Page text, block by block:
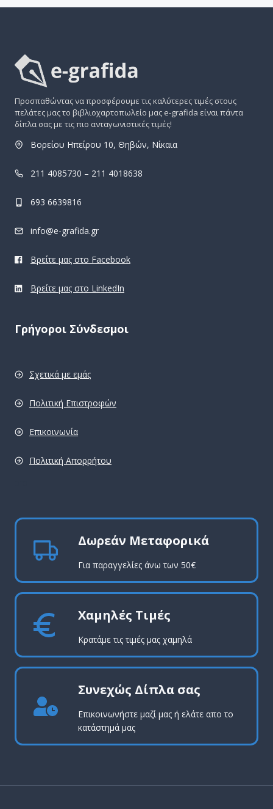
Προσπαθώντας να προσφέρουμε τις καλύτερες τιμές στους
πελάτες μας το βιβλιοχαρτοπωλείο μας e-grafida είναι πάντα
δίπλα σας με τις πιο ανταγωνιστικές τιμές!
Βορείου Ηπείρου 10, Θηβών, Νίκαια
211 4085730 – 211 4018638
693 6639816
info@e-grafida.gr
Βρείτε μας στο Facebook
Βρείτε μας στο LinkedIn
Γρήγοροι Σύνδεσμοι
Σχετικά με εμάς
Πολιτική Επιστροφών
Επικοινωνία
Πολιτική Απορρήτου
Δωρεάν Μεταφορικά
Για παραγγελίες άνω των 50€
Χαμηλές Τιμές
Κρατάμε τις τιμές μας χαμηλά
Συνεχώς Δίπλα σας
Επικοινωνήστε μαζί μας ή ελάτε απο το
κατάστημά μας